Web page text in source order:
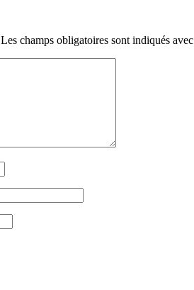
Les champs obligatoires sont indiqués avec